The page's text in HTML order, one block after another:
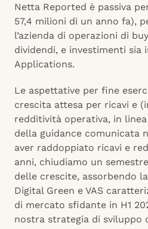
Netta Reported è passiva
57,4 milioni di un anno fa),
l’azienda di operazioni di
dividendi, e investimenti sia
Applications.
Le aspettative per fine
crescita attesa per ricavi e
redditività operativa, in
della guidance comunicata
aver raddoppiato ricavi e
anni, chiudiamo un
delle crescite, assorbendo
Digital Green e VAS
di mercato sfidante in H1
nostra strategia di sviluppo